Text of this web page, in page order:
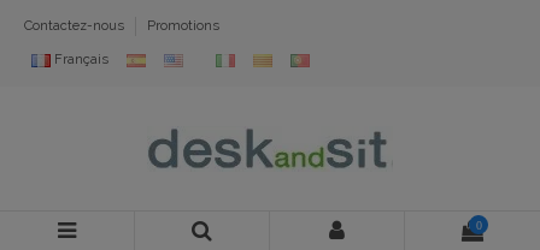
Contactez-nous Promotions
Français
0